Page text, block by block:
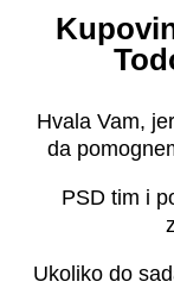
Hvala Vam,
da
PSD tim i
Ukoliko do